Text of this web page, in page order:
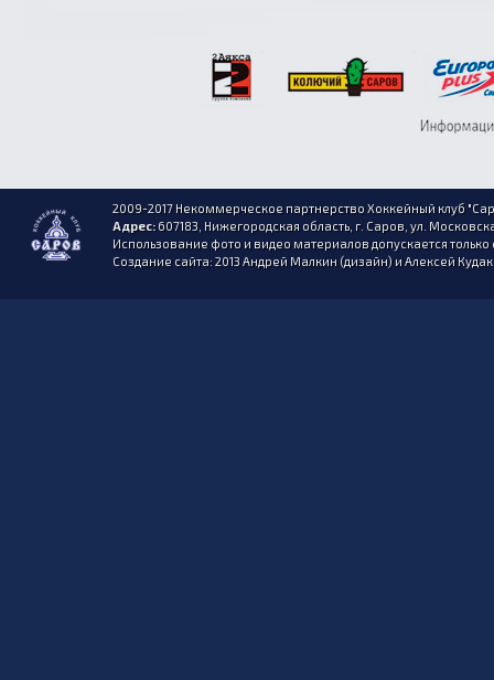
2009-2017 Некоммерческое партнерство Хоккейный клуб
Адрес:607183, Нижегородская область, г. Саров, ул.
Использование фото и видео материалов допускается
Создание сайта: 2013 Андрей Малкин (дизайн) и Алексей